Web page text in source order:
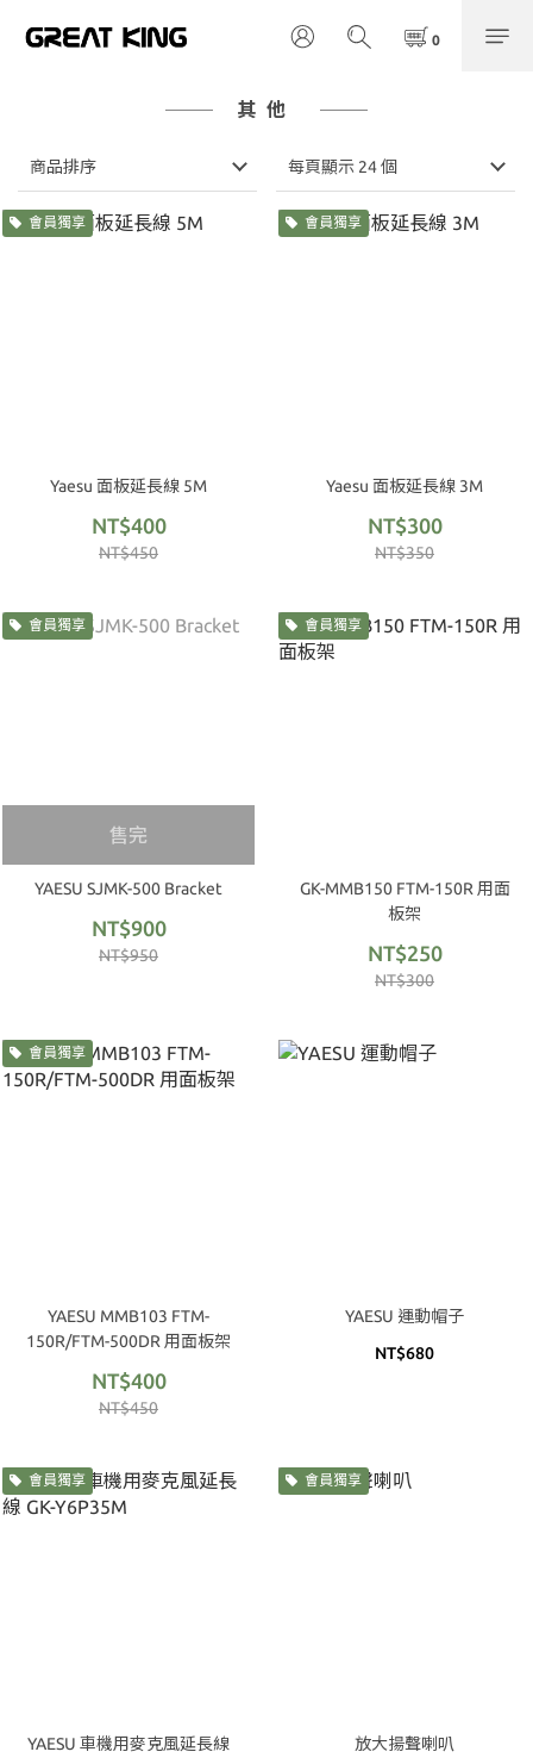
其他
商品排序 每頁顯示 24 個
會員獨享
Yaesu 面板延長線 5M
NT$400
NT$450
會員獨享
Yaesu 面板延長線 3M
NT$300
NT$350
會員獨享
售完
YAESU SJMK-500 Bracket
NT$900
NT$950
會員獨享
GK-MMB150 FTM-150R 用面
板架
NT$250
NT$300
會員獨享
YAESU MMB103 FTM-
150R/FTM-500DR 用面板架
NT$400
NT$450
YAESU 運動帽子
NT$680
會員獨享
YAESU 車機用麥克風延長線
會員獨享
放大揚聲喇叭